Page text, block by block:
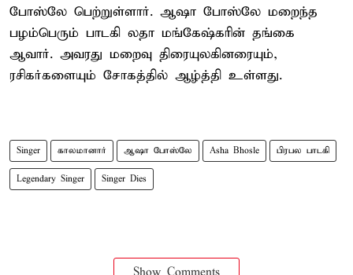
போஸ்லே பெற்றுள்ளார். ஆஷா போஸ்லே மறைந்த
பழம்பெரும் பாடகி லதா மங்கேஷ்கரின் தங்கை
ஆவார். அவரது மறைவு திரையுலகினரையும்,
ரசிகர்களையும் சோகத்தில் ஆழ்த்தி உள்ளது.
Singer காலமானார் ஆஷா போஸ்லே Asha Bhosle பிரபல பாடகி
Legendary Singer Singer Dies